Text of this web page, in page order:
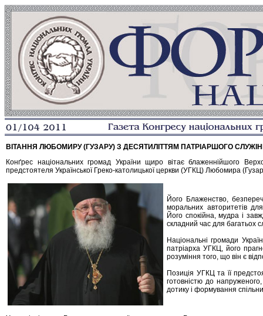
ВІТАННЯ ЛЮБОМИРУ (ГУЗАРУ) З ДЕСЯТИЛІТТЯМ ПАТРІАРШОГО
Конґрес національних громад України щиро вітає блаженнійшого
предстоятеля Української Греко-католицької церкви (УГКЦ) Любомира
Його Блаженство,
моральних авторитетів
Його спокійна, мудра і
складний час для багатьох
Національні громади
патріарха УГКЦ, його
розуміння того, що він є
Позиція УГКЦ та її
готовністю до
дотику і формування